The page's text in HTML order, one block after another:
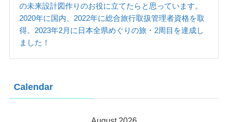
の未来設計図作りのお役に立てたらと思っています。
2020年に国内、2022年に総合旅行取扱管理者資格を取
得。2023年2月に日本全県めぐりの旅・2周目を達成し
ました！
Calendar